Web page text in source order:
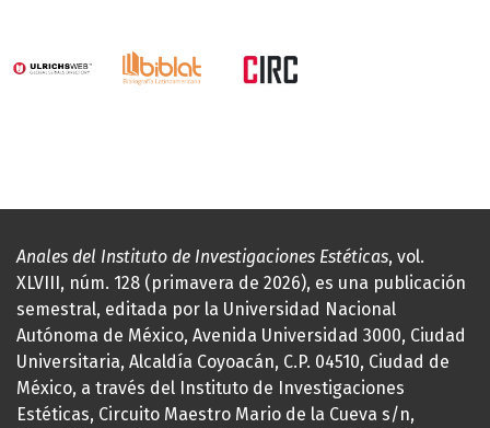
Anales del Instituto de Investigaciones Estéticas, vol.
XLVIII, núm. 128 (primavera de 2026), es una publicación
semestral, editada por la Universidad Nacional
Autónoma de México, Avenida Universidad 3000, Ciudad
Universitaria, Alcaldía Coyoacán, C.P. 04510, Ciudad de
México, a través del Instituto de Investigaciones
Estéticas, Circuito Maestro Mario de la Cueva s/n,